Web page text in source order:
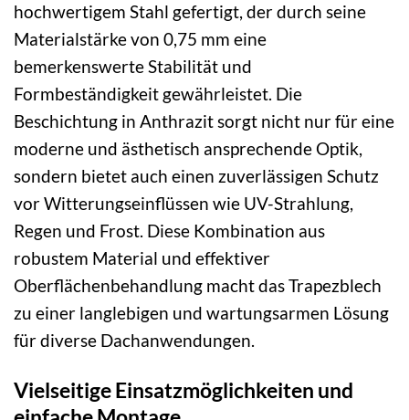
hochwertigem Stahl gefertigt, der durch seine
Materialstärke von 0,75 mm eine
bemerkenswerte Stabilität und
Formbeständigkeit gewährleistet. Die
Beschichtung in Anthrazit sorgt nicht nur für eine
moderne und ästhetisch ansprechende Optik,
sondern bietet auch einen zuverlässigen Schutz
vor Witterungseinflüssen wie UV-Strahlung,
Regen und Frost. Diese Kombination aus
robustem Material und effektiver
Oberflächenbehandlung macht das Trapezblech
zu einer langlebigen und wartungsarmen Lösung
für diverse Dachanwendungen.
Vielseitige Einsatzmöglichkeiten und